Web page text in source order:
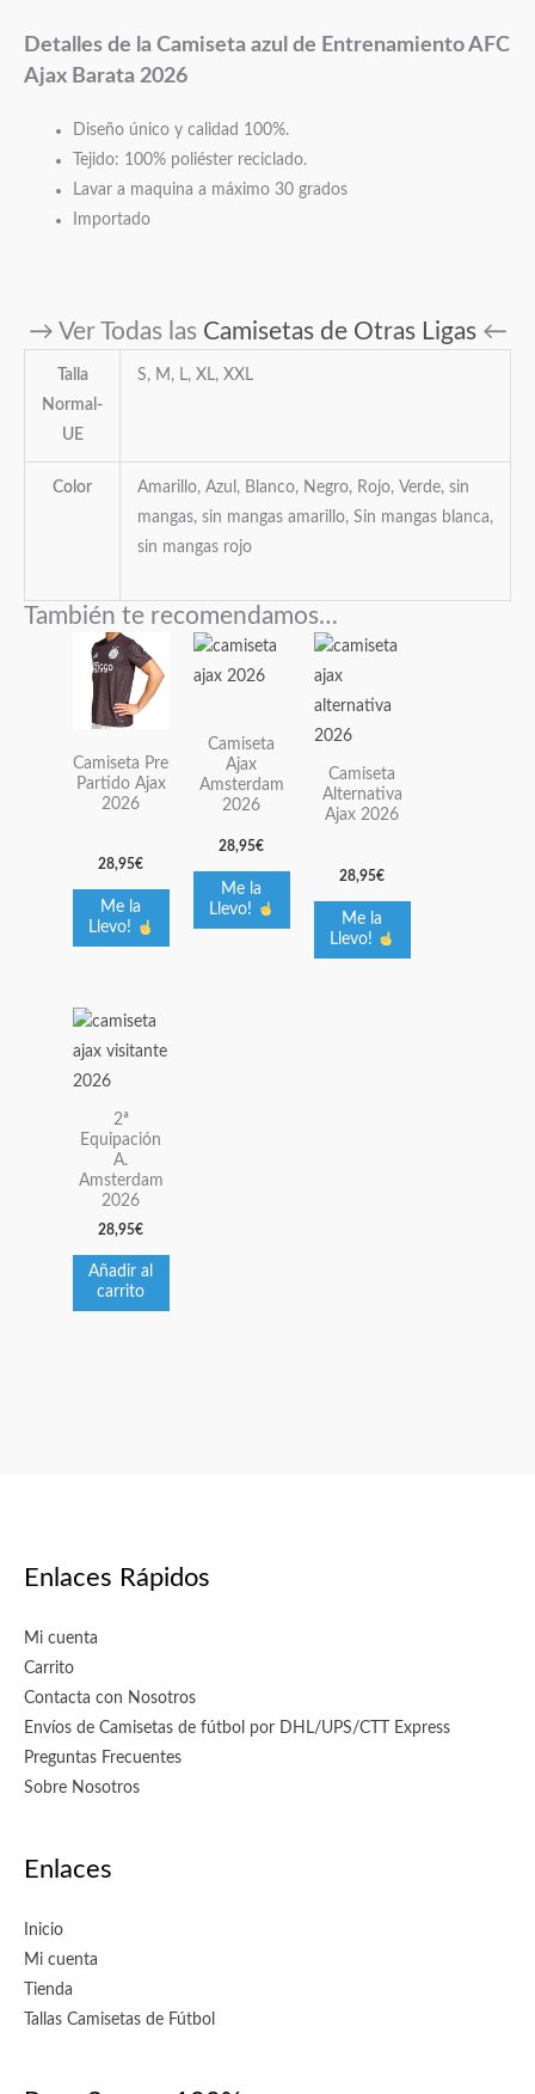
Detalles de la Camiseta azul de Entrenamiento AFC
Ajax Barata 2026
Diseño único y calidad 100%.
Tejido: 100% poliéster reciclado.
Lavar a maquina a máximo 30 grados
Importado
→ Ver Todas las Camisetas de Otras Ligas←
Talla
Normal-
UE
S, M, L, XL, XXL
Color
Amarillo, Azul, Blanco, Negro, Rojo, Verde, sin
mangas, sin mangas amarillo, Sin mangas blanca,
sin mangas rojo
También te recomendamos…
Camiseta Pre
Partido Ajax
2026
28,95€
Me la
Llevo!
Este
producto
tiene
variantes.
Las
se
elegir
en
Camiseta
Ajax
Amsterdam
2026
28,95€
Me la
Llevo!
Este
producto
múltiples
variantes.
Las
se
pueden
elegir
Camiseta
Alternativa
Ajax 2026
28,95€
Me la
Llevo!
Este
tiene
variantes.
Las
opciones
pueden
elegir
en
2ª
Equipación
A.
Amsterdam
2026
28,95€
Añadir al
carrito
Enlaces Rápidos
Mi cuenta
Carrito
Contacta con Nosotros
Envíos de Camisetas de fútbol por DHL/UPS/CTT Express
Preguntas Frecuentes
Sobre Nosotros
Enlaces
Inicio
Mi cuenta
Tienda
Tallas Camisetas de Fútbol